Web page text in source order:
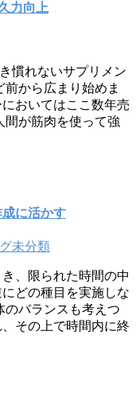
力向上
慣れないサプリメン
前から広まり始めま
おいてはここ数年売
間が筋肉を使って強
に活かす
未分類
、限られた時間の中
どの種目を実施しな
のバランスも考えつ
その上で時間内に終